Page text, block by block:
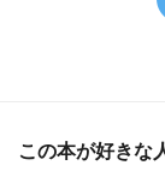
この本が好きな